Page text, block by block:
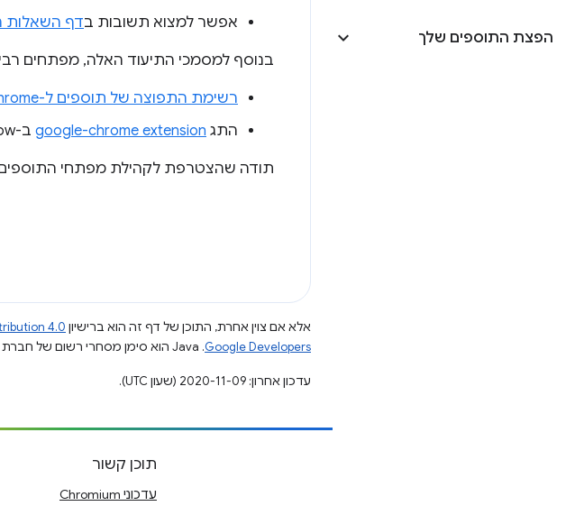
הפצת התוספים שלך
אפשר למצוא תשובות בדף השאלות
בנוסף למסמכי התיעוד האלה, מפתחים
רשימת התפוצה של תוספים ל-Chrome
התג google-chrome extension ב-Stack Overflow.
תודה שהצטרפת לקהילת מפתחי
אלא אם צוין אחרת, התוכן של דף זה הוא ברישיון 4.0
Google Developers‏.‏ Java הוא סימן מסחרי רשום של חברת Oracle ו/או של השותפים העצמאיים שלה.
עדכון אחרון: 2020-11-09 (שעון UTC).
תוכן קשור
עדכוני Chromium